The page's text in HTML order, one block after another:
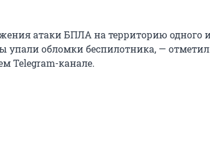
атаки БПЛА на территорию одного
упали обломки беспилотника, — отметил
Telegram-канале.